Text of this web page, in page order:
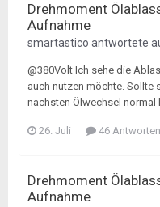
Drehmoment
Aufnahme
smartastico antwortete
@380Volt Ich sehe die
auch nutzen möchte. Sollte
nächsten Ölwechsel
26. Juli 46 Antworten
Drehmoment
Aufnahme